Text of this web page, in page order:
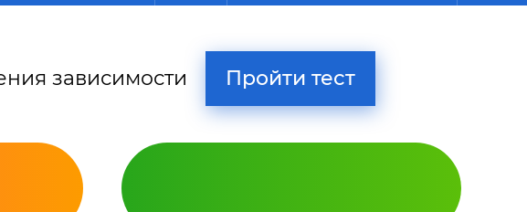
зависимости Пройти тест